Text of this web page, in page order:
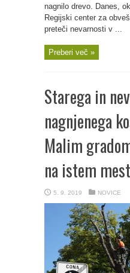
nagnilo drevo. Danes,
Regijski center za
preteči nevarnosti v ...
Preberi več »
Starega in
nagnjenega
Malim
na istem
5. 9. 2019 NOVICE